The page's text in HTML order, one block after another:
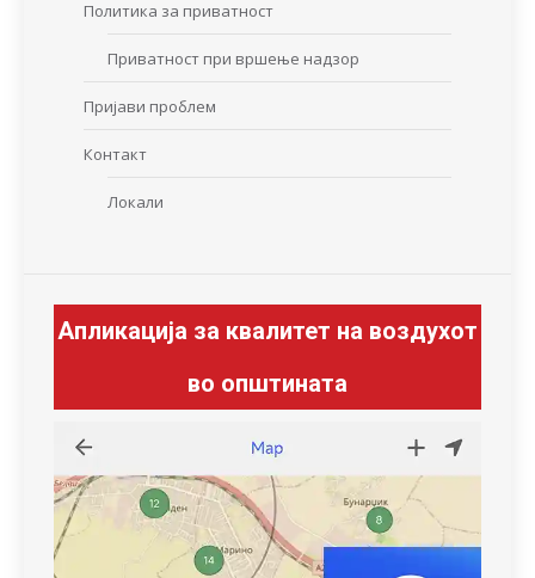
Политика за приватност
Приватност при вршење надзор
Пријави проблем
Контакт
Локали
Апликација за квалитет на воздухот
во општината